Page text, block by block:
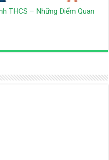
THCS – Những Điểm Quan